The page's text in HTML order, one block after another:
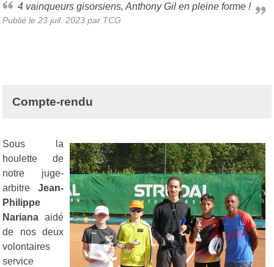
4 vainqueurs gisorsiens, Anthony Gil en pleine forme !
Publié le 23 juil. 2023 par TCG
Compte-rendu
Sous la
houlette de
notre juge-
arbitre Jean-
Philippe
Nariana aidé
de nos deux
volontaires
service